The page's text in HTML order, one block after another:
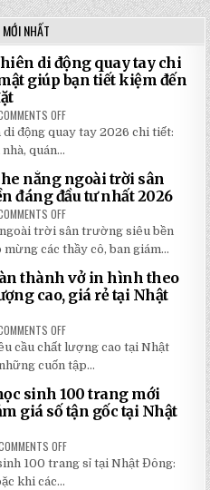
NHẤT
di động quay tay chi
giúp bạn tiết kiệm đến
OFF
BẢNG
GIÁ
ĐỘNG
QUAY
TAY
TIẾT
2026:
5
BÍ
MẬT
GIÚP
BẠN
TIẾT
KHI
LẮP
ĐẶT
di động quay tay 2026 chi tiết:
quán...
nắng ngoài trời sân
đáng đầu tư nhất 2026
OFF
TOP
5
LOẠI
DÙ
CHE
NẮNG
NGOÀI
TRỜI
BỀN
ĐÁNG
ĐẦU
NHẤT
2026
trời sân trường siêu bền
mừng các thầy cô, ban giám...
thành vở in hình theo
cao, giá rẻ tại Nhật
OFF
CHỈ
24H
ĐỂ
HOÀN
VỞ
IN
HÌNH
YÊU
CHẤT
LƯỢNG
cầu chất lượng cao tại Nhật
cuốn tập...
sinh 100 trang mới
giá số tận gốc tại Nhật
OFF
BẢNG
GIÁ
100 trang sỉ tại Nhật Đông:
khi các...